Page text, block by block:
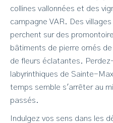
collines vallonnées et des
campagne VAR. Des
perchent sur des
bâtiments de pierre ornés
de fleurs éclatantes.
labyrinthiques de Sainte-
temps semble s'arrêter au
passés.
Indulgez vos sens dans les